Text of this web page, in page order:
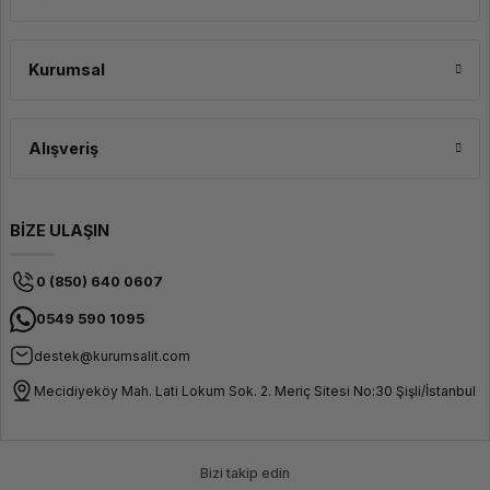
Kurumsal
Alışveriş
BİZE ULAŞIN
0 (850) 640 0607
0549 590 1095
destek@kurumsalit.com
Mecidiyeköy Mah. Lati Lokum Sok. 2. Meriç Sitesi No:30 Şişli/İstanbul
Bizi takip edin